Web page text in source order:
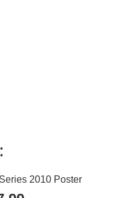
2010 Poster
Aktueller